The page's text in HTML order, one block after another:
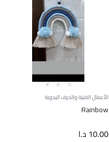
الأعمال الفنية والحرف اليدوية
Rainbow
10.00 د.ا